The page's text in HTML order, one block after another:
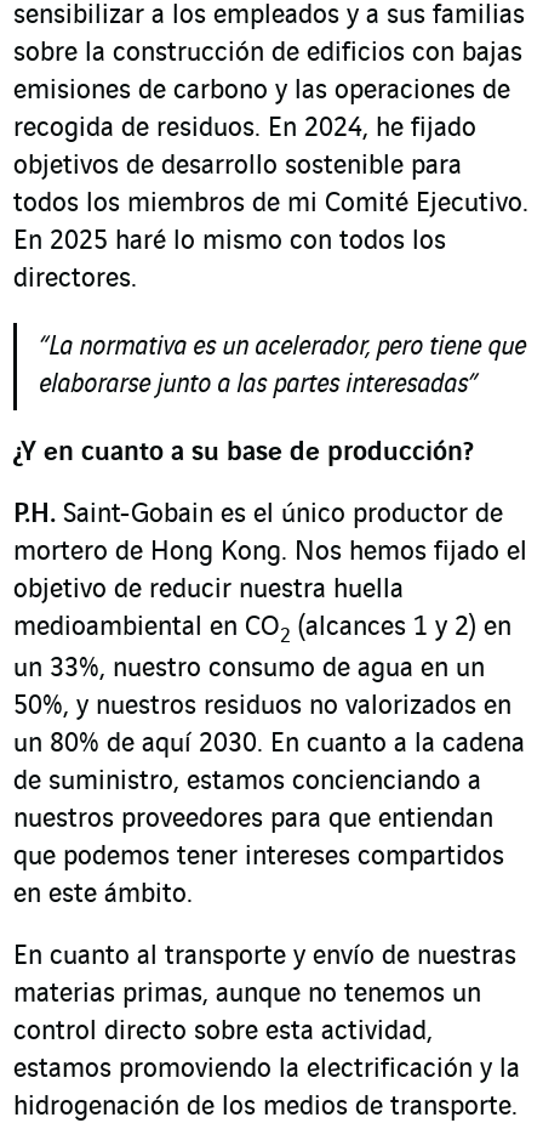
sensibilizar a los empleados y a sus familias
sobre la construcción de edificios con bajas
emisiones de carbono y las operaciones de
recogida de residuos. En 2024, he fijado
objetivos de desarrollo sostenible para
todos los miembros de mi Comité Ejecutivo.
En 2025 haré lo mismo con todos los
directores.
“La normativa es un acelerador, pero tiene que
elaborarse junto a las partes interesadas”
¿Y en cuanto a su base de producción?
P.H. Saint-Gobain es el único productor de
mortero de Hong Kong. Nos hemos fijado el
objetivo de reducir nuestra huella
medioambiental en CO2 (alcances 1 y 2) en
un 33%, nuestro consumo de agua en un
50%, y nuestros residuos no valorizados en
un 80% de aquí 2030. En cuanto a la cadena
de suministro, estamos concienciando a
nuestros proveedores para que entiendan
que podemos tener intereses compartidos
en este ámbito.
En cuanto al transporte y envío de nuestras
materias primas, aunque no tenemos un
control directo sobre esta actividad,
estamos promoviendo la electrificación y la
hidrogenación de los medios de transporte.